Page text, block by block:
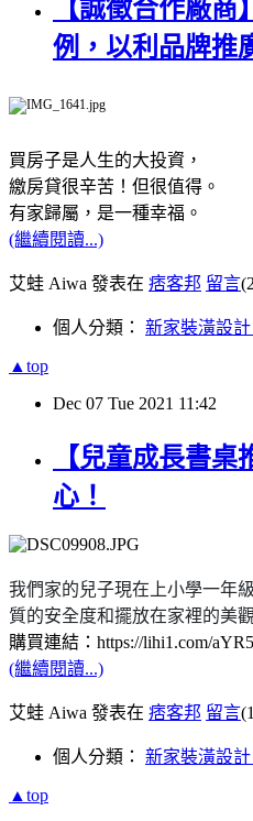
【誠徵合作廠
例，以利品牌推
買房子是人生的大投資，
繳房貸很辛苦！但很值得。
有家歸屬，是一種幸福。
(繼續閱讀...)
艾蛙 Aiwa 發表在 痞客邦 留言
個人分類： 新家裝潢設
▲top
Dec 07 Tue 2021 11:42
【兒童成長書
心！
我們家的兒子現在上小學一年
質的安全度和擺放在家裡的美
購買連結：https://lihi1.com/
(繼續閱讀...)
艾蛙 Aiwa 發表在 痞客邦 留言
個人分類： 新家裝潢設
▲top